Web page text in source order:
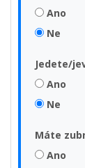
Ano
Ne
Jedete/
Ano
Ne
Máte
Ano